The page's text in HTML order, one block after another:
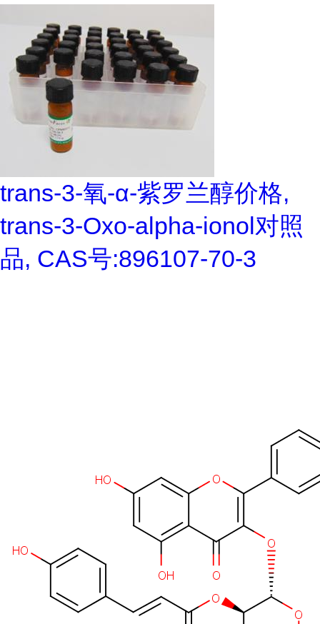
trans-3-氧-α-紫罗兰醇价格,
trans-3-Oxo-alpha-ionol对照
品, CAS号:896107-70-3